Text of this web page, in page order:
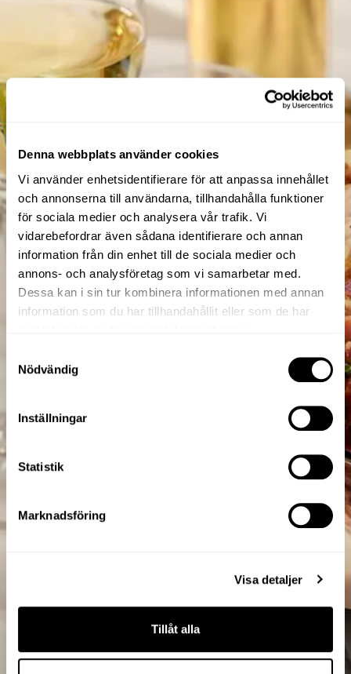
Denna webbplats använder cookies
Vi använder enhetsidentifierare för att anpassa innehållet
och annonserna till användarna, tillhandahålla funktioner
för sociala medier och analysera vår trafik. Vi
vidarebefordrar även sådana identifierare och annan
information från din enhet till de sociala medier och
annons- och analysföretag som vi samarbetar med.
Dessa kan i sin tur kombinera informationen med annan
information som du har tillhandahållit eller som de har
Nödvändig
Inställningar
Statistik
Marknadsföring
Visa detaljer
Tillåt alla